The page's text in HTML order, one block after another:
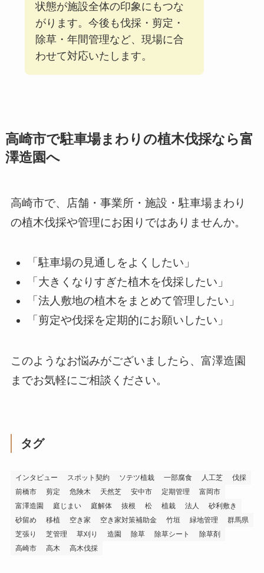
状態が施設全体の印象にもつな
がります。今後も伐採・剪定・
除草・年間管理など、現場に合
わせて対応いたします。
高崎市で駐車場まわりの植木伐採なら富
澤造園へ
高崎市で、店舗・事業所・施設・駐車場まわり
の植木伐採や管理にお困りではありませんか。
「駐車場の見通しをよくしたい」
「大きくなりすぎた植木を伐採したい」
「法人敷地の植木をまとめて管理したい」
「剪定や伐採を定期的にお願いしたい」
このようなお悩みがございましたら、富澤造園
までお気軽にご相談ください。
タグ
インタビュー スポット契約 ソテツ植栽 一部腐食 人工芝
伐採
前橋市
剪定 危険木 天然芝 安中市 定期管理
富岡市
富澤造園
庭じまい 庭解体 抜根 松 植栽 法人
砂利敷き
砂留め
移植 空き家 空き家対策補助金 竹垣 緑地管理
群馬県
芝張り
芝管理 草刈り 造園 除草 除草シート
除草剤
高崎市
高木 高木伐採